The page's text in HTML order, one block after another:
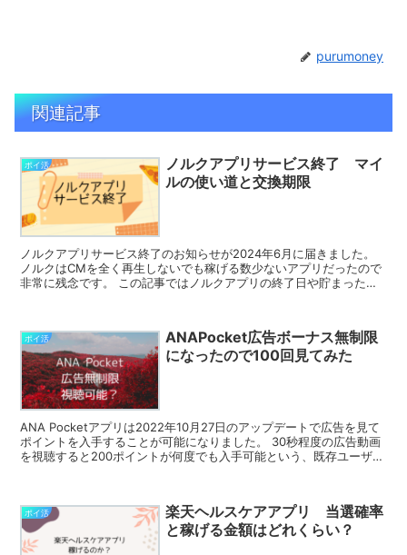
purumoney
関連記事
ポイ活
ノルクアプリサービス終了 マイ
ルの使い道と交換期限
ノルクアプリサービス終了のお知らせが2024年6月に届きました。
ノルクはCMを全く再生しないでも稼げる数少ないアプリだったので
非常に残念です。 この記事ではノルクアプリの終了日や貯まったマ
ポイ活
ANAPocket広告ボーナス無制限
になったので100回見てみた
ANA Pocketアプリは2022年10月27日のアップデートで広告を見て
ポイントを入手することが可能になりました。 30秒程度の広告動画
を視聴すると200ポイントが何度でも入手可能という、既存ユーザー
ポイ活
楽天ヘルスケアアプリ 当選確率
と稼げる金額はどれくらい？